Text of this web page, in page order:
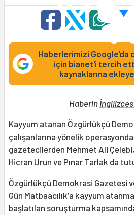
Haberlerimizi Google'da
için bianet'i tercih
kaynaklarına
Haberin
Kayyum atanan Özgürlükçü
çalışanlarına yönelik
gazetecilerden Mehmet Ali
Hicran Urun ve Pınar Tarlak da
Özgürlükçü Demokrasi Gazetesi
Gün Matbaacılık’a kayyum
başlatılan soruşturma